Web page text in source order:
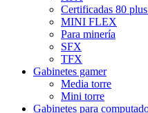
Certificadas 80
MINI FLEX
Para minería
SFX
TFX
Gabinetes gamer
Media torre
Mini torre
Gabinetes para